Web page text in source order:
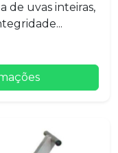
de uvas inteiras,